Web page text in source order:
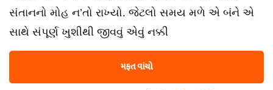
સંતાનનો મોહ ન’તો રાખ્યો. જેટલો સમય મળે એ બંને એ
સાથે સંપૂર્ણ ખુશીથી જીવવું એવું નક્કી
મફત વાંચો